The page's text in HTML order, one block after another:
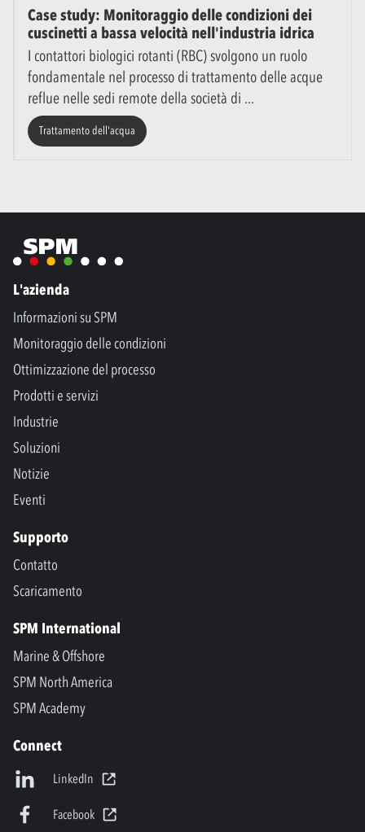
Case study: Monitoraggio delle condizioni dei
cuscinetti a bassa velocità nell'industria idrica
I contattori biologici rotanti (RBC) svolgono un ruolo
fondamentale nel processo di trattamento delle acque
reflue nelle sedi remote della società di
Trattamento dell'acqua
L'azienda
Informazioni su SPM
Monitoraggio delle condizioni
Ottimizzazione del processo
Prodotti e servizi
Industrie
Soluzioni
Notizie
Eventi
Supporto
Contatto
Scaricamento
SPM International
Marine & Offshore
SPM North America
SPM Academy
Connect
LinkedIn
Facebook